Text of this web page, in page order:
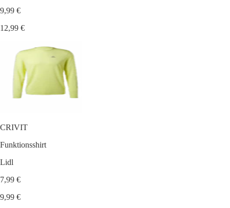
9,99 €
12,99 €
CRIVIT
Funktionsshirt
Lidl
7,99 €
9,99 €